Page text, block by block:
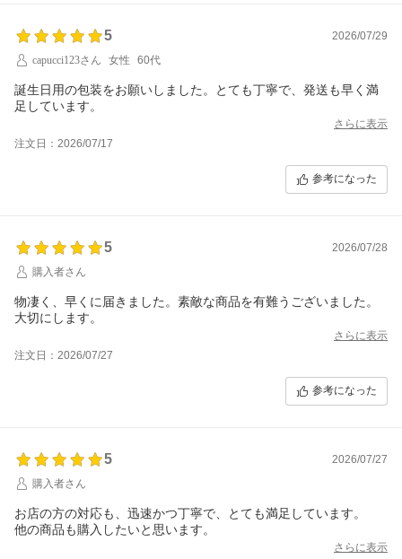
5
2026/07/29
capucci123さん
女性 60代
誕生日用の包装をお願いしました。とても丁寧で、発送も早く満
足しています。
さらに表示
注文日：2026/07/17
参考になった
5
2026/07/28
購入者さん
物凄く、早くに届きました。素敵な商品を有難うございました。
大切にします。
さらに表示
注文日：2026/07/27
参考になった
5
2026/07/27
購入者さん
お店の方の対応も、迅速かつ丁寧で、とても満足しています。
他の商品も購入したいと思います。
さらに表示